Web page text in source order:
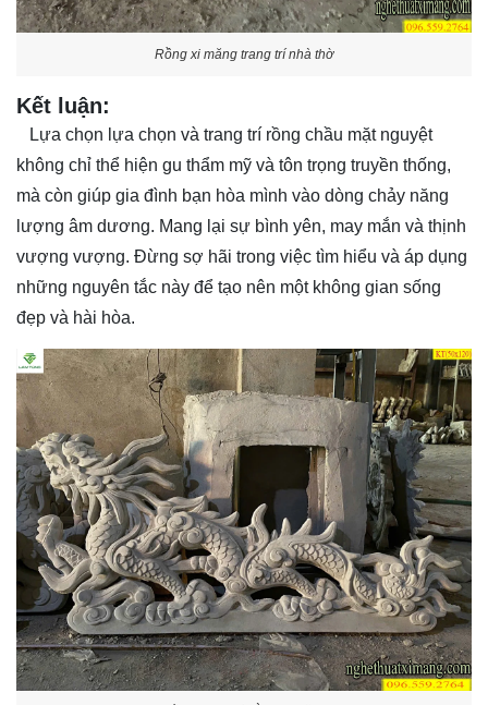
Rồng xi măng trang trí nhà thờ
Kết luận:
Lựa chọn lựa chọn và trang trí rồng chầu mặt nguyệt
không chỉ thể hiện gu thẩm mỹ và tôn trọng truyền thống,
mà còn giúp gia đình bạn hòa mình vào dòng chảy năng
lượng âm dương. Mang lại sự bình yên, may mắn và thịnh
vượng vượng. Đừng sợ hãi trong việc tìm hiểu và áp dụng
những nguyên tắc này để tạo nên một không gian sống
đẹp và hài hòa.